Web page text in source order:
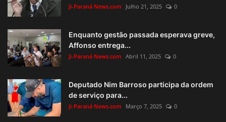
Ji-Paraná News.com Julho 21, 2025 0
Enquanto gestão passada esperava greve,
Affonso entrega...
Ji-Paraná News.com Abril 11, 2025 0
Deputado Nim Barroso participa da ordem
de serviço para...
Ji-Paraná News.com Março 7, 2025 0